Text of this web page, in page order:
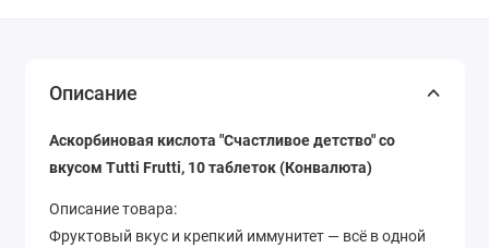
Описание
Аскорбиновая кислота "Счастливое детство" со
вкусом Tutti Frutti, 10 таблеток (Конвалюта)
Описание товара:
Фруктовый вкус и крепкий иммунитет — всё в одной